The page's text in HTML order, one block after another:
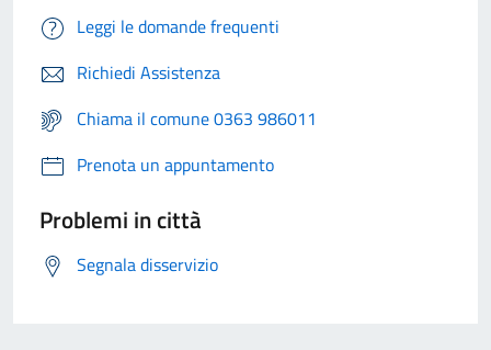
Leggi le domande frequenti
Richiedi Assistenza
Chiama il comune 0363 986011
Prenota un appuntamento
Problemi in città
Segnala disservizio